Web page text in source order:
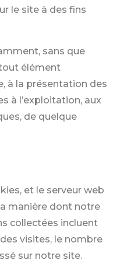
le site à des fins
sans que
élément
à la présentation des
à l’exploitation, aux
de quelque
et le serveur web
manière dont notre
collectées incluent
visites, le nombre
sur notre site.